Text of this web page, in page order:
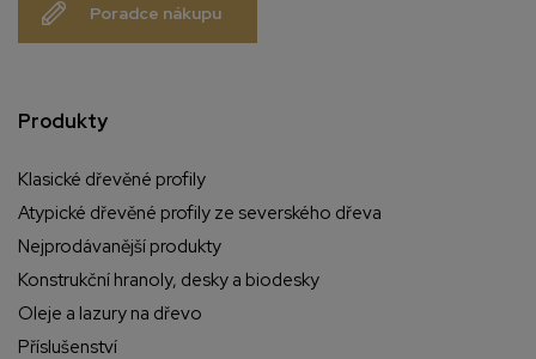
Poradce nákupu
Produkty
Klasické dřevěné profily
Atypické dřevěné profily ze severského dřeva
Nejprodávanější produkty
Konstrukční hranoly, desky a biodesky
Oleje a lazury na dřevo
Příslušenství